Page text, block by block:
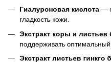
Гиалуроновая кислота —
гладкость кожи.
Экстракт коры и листьев
поддерживать
Экстракт листьев гинкго